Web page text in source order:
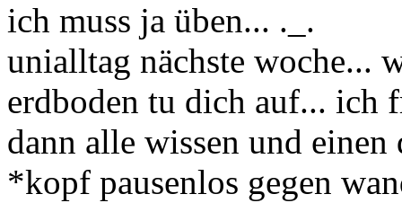
ich muss ja üben... ._.
unialltag nächste woche...
erdboden tu dich auf... ich
dann alle wissen und
*kopf pausenlos gegen